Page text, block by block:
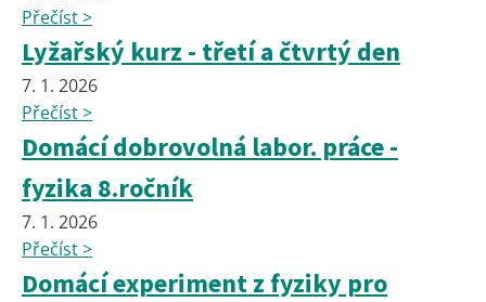
Přečíst >
Lyžařský kurz - třetí a čtvrtý den
7. 1. 2026
Přečíst >
Domácí dobrovolná labor. práce -
fyzika 8.ročník
7. 1. 2026
Přečíst >
Domácí experiment z fyziky pro